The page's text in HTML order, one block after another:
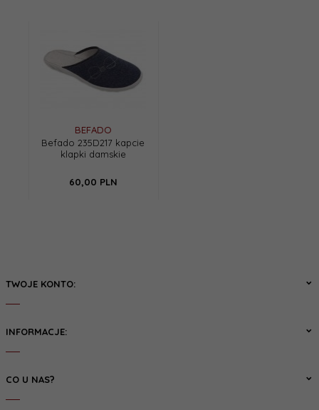
BEFADO
Befado 235D217 kapcie
klapki damskie
60,00 PLN
TWOJE KONTO:
INFORMACJE:
CO U NAS?